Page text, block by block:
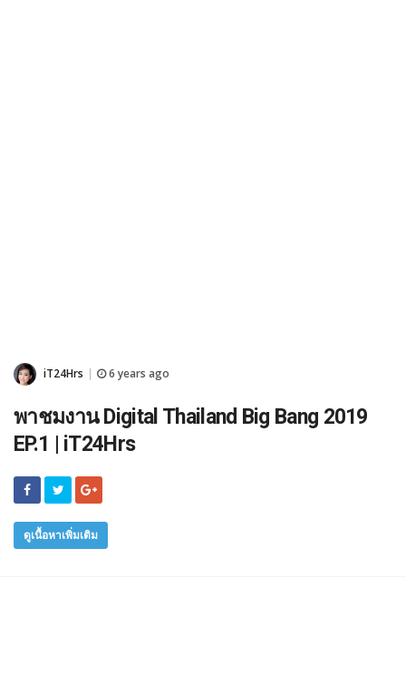
iT24Hrs 6 years ago
พาชมงาน Digital Thailand Big Bang 2019
EP.1 | iT24Hrs
ดูเนื้อหาเพิ่มเติม